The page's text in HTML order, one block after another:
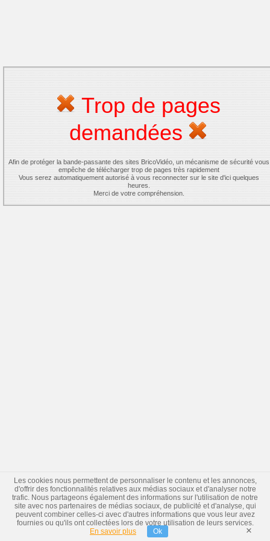
Trop de pages
demandées
Afin de protéger la bande-passante des sites BricoVidéo, un mécanisme de sécurité vous
empêche de télécharger trop de pages très rapidement
Vous serez automatiquement autorisé à vous reconnecter sur le site d'ici quelques
heures.
Merci de votre compréhension.
Les cookies nous permettent de personnaliser le contenu et les annonces,
d'offrir des fonctionnalités relatives aux médias sociaux et d'analyser notre
trafic. Nous partageons également des informations sur l'utilisation de notre
site avec nos partenaires de médias sociaux, de publicité et d'analyse, qui
peuvent combiner celles-ci avec d'autres informations que vous leur avez
fournies ou qu'ils ont collectées lors de votre utilisation de leurs services.
En savoir plus
Ok ×